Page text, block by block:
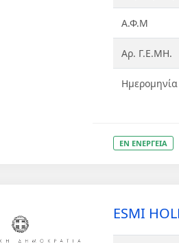
Α.Φ.Μ
Αρ. Γ.Ε.ΜΗ.
ΕΝ ΕΝΕΡΓΕΙΑ
ESMI